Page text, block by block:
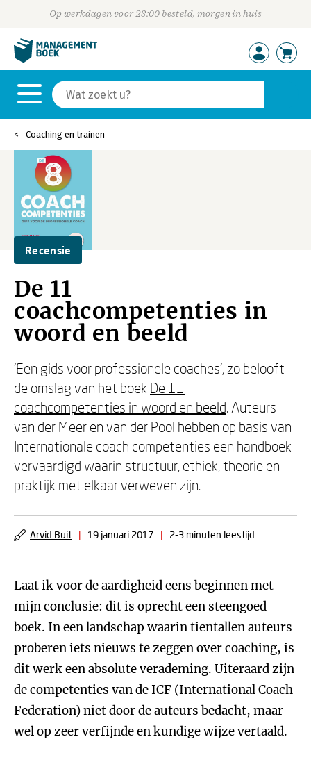
Op werkdagen voor 23:00 besteld, morgen in huis
Coaching en trainen
Recensie
De 11
coachcompetenties in
woord en beeld
‘Een gids voor professionele coaches', zo belooft
de omslag van het boek De 11
coachcompetenties in woord en beeld. Auteurs
van der Meer en van der Pool hebben op basis van
Internationale coach competenties een handboek
vervaardigd waarin structuur, ethiek, theorie en
praktijk met elkaar verweven zijn.
Arvid Buit | 19 januari 2017 | 2-3 minuten leestijd
Laat ik voor de aardigheid eens beginnen met
mijn conclusie: dit is oprecht een steengoed
boek. In een landschap waarin tientallen auteurs
proberen iets nieuws te zeggen over coaching, is
dit werk een absolute verademing. Uiteraard zijn
de competenties van de ICF (International Coach
Federation) niet door de auteurs bedacht, maar
wel op zeer verfijnde en kundige wijze vertaald.